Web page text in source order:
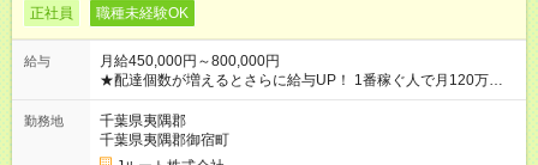
正社員 職種未経験OK
給与
月給450,000円～800,000円
★配達個数が増えるとさらに給与UP！ 1番稼ぐ人で月120万ほ
ど！ ・主要都市エリア 月収55万円／週5日稼働 月収65万~112
万円／週6日稼働 ・地方郊外エリア 月収40万円／週5日稼働 月
収40万円~50万円／週6日稼働 ＜モデルイメージ＞ ■月収50万
円 (27歳男性/江東区在住)※元建築関係 1日150個配達×25日勤務
勤務地
千葉県夷隅郡
千葉県夷隅郡御宿町